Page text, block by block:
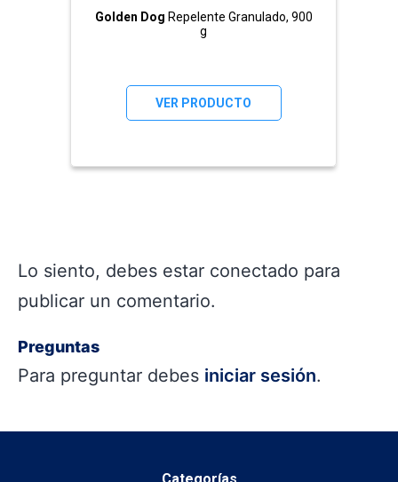
Golden Dog Repelente Granulado, 900
g
VER PRODUCTO
Lo siento, debes estar conectado para
publicar un comentario.
Preguntas
Para preguntar debes iniciar sesión.